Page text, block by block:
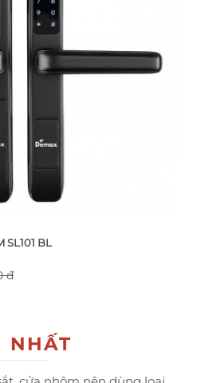
SL101 BL
đ
NHẤT